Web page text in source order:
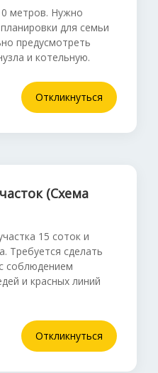
метров. Нужно
для семьи
предусмотреть
и котельную.
Откликнуться
(Схема
15 соток и
Требуется сделать
соблюдением
и красных линий
Откликнуться